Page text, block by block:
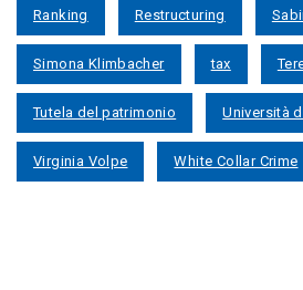
Ranking Restructuring
Simona Klimbacher tax
Tutela del patrimonio Università
Virginia Volpe White Collar Crime